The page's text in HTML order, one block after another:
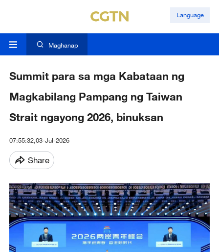
Language
Maghanap
Summit para sa mga Kabataan ng
Magkabilang Pampang ng Taiwan
Strait ngayong 2026, binuksan
07:55:32,03-Jul-2026
Share